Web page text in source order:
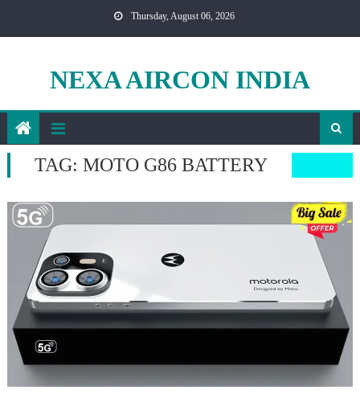
Thursday, August 06, 2026
NEXA AIRCON INDIA
TAG: MOTO G86 BATTERY